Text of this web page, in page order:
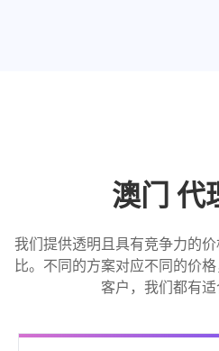
澳门 代
我们提供透明且具有竞争力的
比。不同的方案对应不同的价
客户，我们都有适